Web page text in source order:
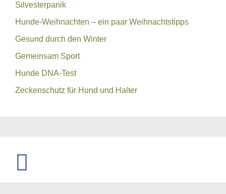
Silvesterpanik
Hunde-Weihnachten – ein paar Weihnachtstipps
Gesund durch den Winter
Gemeinsam Sport
Hunde DNA-Test
Zeckenschutz für Hund und Halter